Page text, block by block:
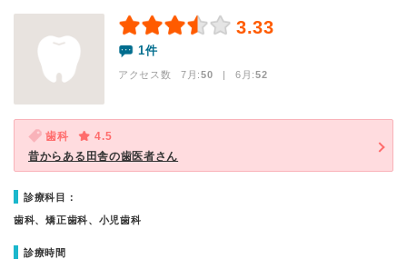
3.33
1件
アクセス数 7月:50 | 6月:52
歯科
4.5
昔からある田舎の歯医者さん
診療科目：
歯科、矯正歯科、小児歯科
診療時間